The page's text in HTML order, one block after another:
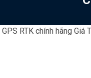
RTK chính hãng